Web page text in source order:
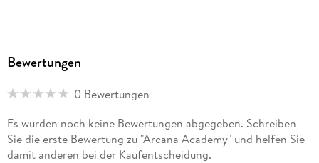
Bewertungen
0 Bewertungen
Es wurden noch keine Bewertungen abgegeben. Schreiben
Sie die erste Bewertung zu "Arcana Academy" und helfen Sie
damit anderen bei der Kaufentscheidung.